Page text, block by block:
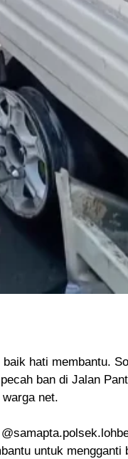
hati membantu.
ban di Jalan
net.
untuk mengganti